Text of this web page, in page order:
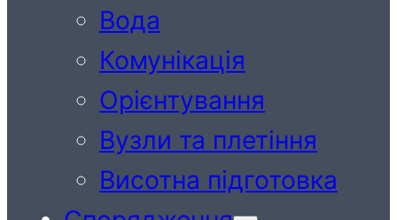
Вода
Комунікація
Орієнтування
Вузли та плетіння
Висотна підготовка